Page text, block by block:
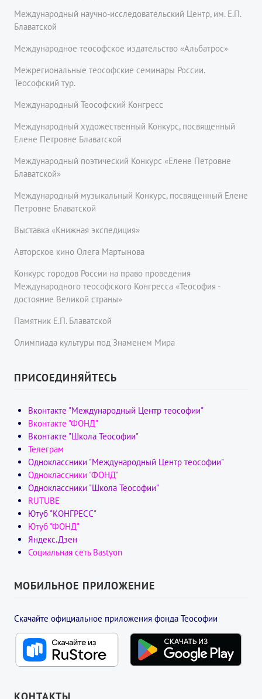
Международный научно-исследовательский Центр, им. Е.П.
Блаватской
Международное теософское издательство «Альбатрос»
Межрегиональные теософские семинары России.
Теософский тур.
Международный Теософский Конгресс
Международный художественный Конкурс, посвященный
Елене Петровне Блаватской
Международный поэтический Конкурс «Елене Петровне
Блаватской»
Международный музыкальный Конкурс, посвященный Елене
Петровне Блаватской
Выставка «Книжная экспедиция»
Авторское кино Олега Мартынова
Конкурс городов России на право проведения
Международного теософского Конгресса «Теософия -
достояние Великой страны»
Памятник Е.П. Блаватской
Олимпиада культуры под Знаменем Мира
ПРИСОЕДИНЯЙТЕСЬ
Вконтакте "Международный Центр теософии"
Вконтакте "ФОНД"
Вконтакте "Школа Теософии"
Телеграм
Одноклассники "Международный Центр теософии"
Одноклассники "ФОНД"
Одноклассники "Школа Теософии"
RUTUBE
Ютуб "КОНГРЕСС"
Ютуб "ФОНД"
Яндекс.Дзен
Социальная сеть Bastyon
МОБИЛЬНОЕ ПРИЛОЖЕНИЕ
Скачайте официальное приложения фонда Теософии